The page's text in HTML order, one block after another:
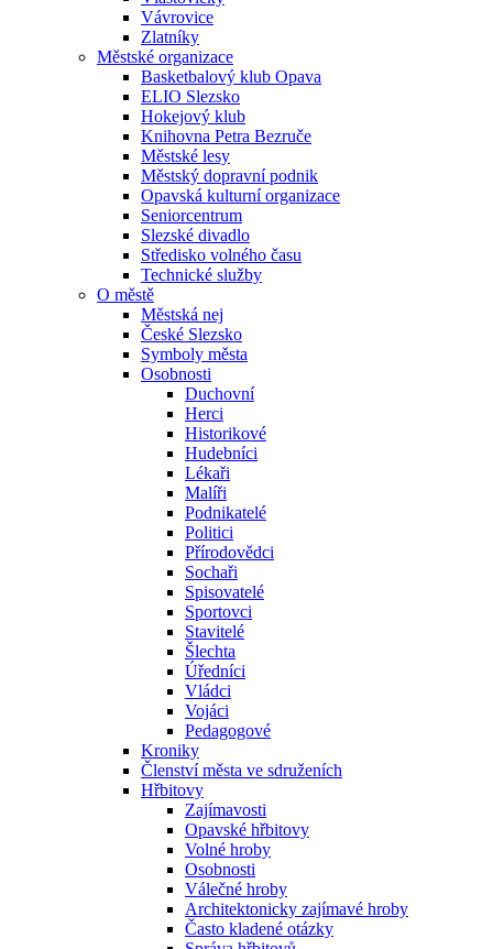
Vávrovice
Zlatníky
Městské organizace
Basketbalový klub Opava
ELIO Slezsko
Hokejový klub
Knihovna Petra Bezruče
Městské lesy
Městský dopravní podnik
Opavská kulturní organizace
Seniorcentrum
Slezské divadlo
Středisko volného času
Technické služby
O městě
Městská nej
České Slezsko
Symboly města
Osobnosti
Duchovní
Herci
Historikové
Hudebníci
Lékaři
Malíři
Podnikatelé
Politici
Přírodovědci
Sochaři
Spisovatelé
Sportovci
Stavitelé
Šlechta
Úředníci
Vládci
Vojáci
Pedagogové
Kroniky
Členství města ve sdruženích
Hřbitovy
Zajímavosti
Opavské hřbitovy
Volné hroby
Osobnosti
Válečné hroby
Architektonicky zajímavé hroby
Často kladené otázky